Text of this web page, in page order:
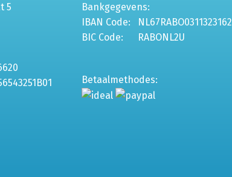
5
Bankgegevens:
IBAN Code:
NL67RABO0311323162
BIC Code:
RABONL2U
Betaalmethodes: